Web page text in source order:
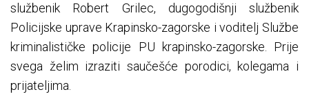
službenik Robert Grilec, dugogodišnji službenik
Policijske uprave Krapinsko-zagorske i voditelj Službe
kriminalističke policije PU krapinsko-zagorske. Prije
svega želim izraziti saučešće porodici, kolegama i
prijateljima.